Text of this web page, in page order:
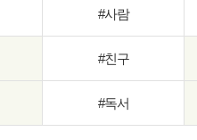
#사람
#친구
#독서